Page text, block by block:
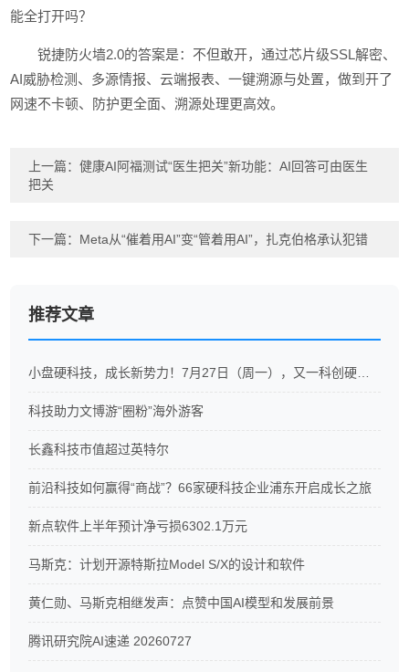
能全打开吗？
锐捷防火墙2.0的答案是：不但敢开，通过芯片级SSL解密、
AI威胁检测、多源情报、云端报表、一键溯源与处置，做到开了
网速不卡顿、防护更全面、溯源处理更高效。
上一篇：健康AI阿福测试“医生把关”新功能：AI回答可由医生
把关
下一篇： Meta从“催着用AI”变“管着用AI”，扎克伯格承认犯错
推荐文章
科技助力文博游“圈粉”海外游客
长鑫科技市值超过英特尔
前沿科技如何赢得“商战”？66家硬科技企业浦东开启成长之旅
新点软件上半年预计净亏损6302.1万元
马斯克：计划开源特斯拉Model S/X的设计和软件
黄仁勋、马斯克相继发声：点赞中国AI模型和发展前景
腾讯研究院AI速递 20260727